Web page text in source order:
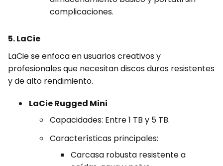
complicaciones.
5. LaCie
LaCie se enfoca en usuarios creativos y
profesionales que necesitan discos duros resistentes
y de alto rendimiento.
LaCie Rugged Mini
Capacidades: Entre 1 TB y 5 TB.
Características principales:
Carcasa robusta resistente a